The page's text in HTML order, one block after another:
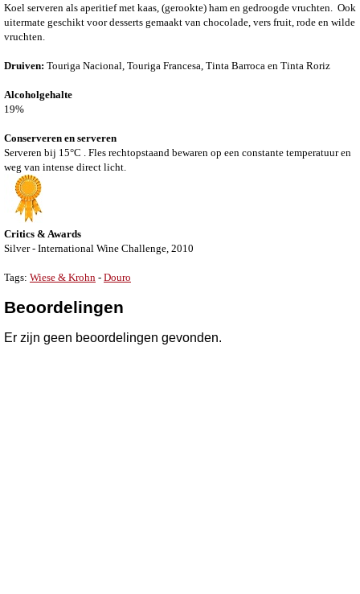
Koel serveren als aperitief met kaas, (gerookte) ham en gedroogde vruchten. Ook
uitermate geschikt voor desserts gemaakt van chocolade, vers fruit, rode en wilde
vruchten.
Druiven: Touriga Nacional, Touriga Francesa, Tinta Barroca en Tinta Roriz
Alcoholgehalte
19%
Conserveren en serveren
Serveren bij 15°C . Fles rechtopstaand bewaren op een constante temperatuur en
weg van intense direct licht.
Critics & Awards
Silver - International Wine Challenge, 2010
Tags: Wiese & Krohn - Douro
Beoordelingen
Er zijn geen beoordelingen gevonden.